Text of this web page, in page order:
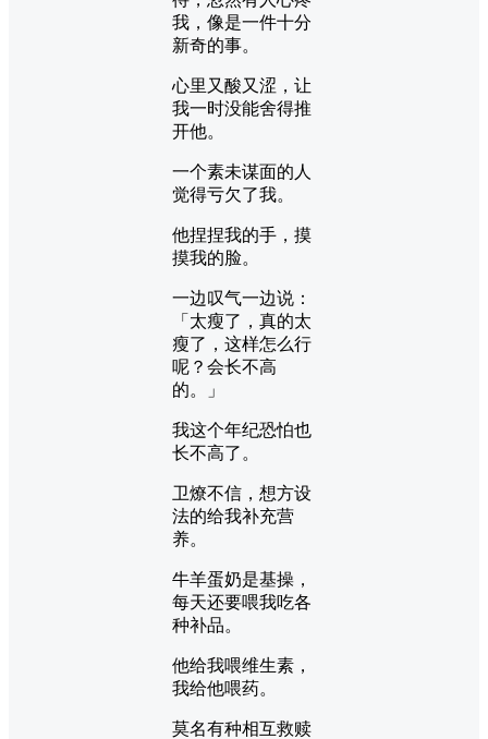
我，像是一件十分
新奇的事。
心里又酸又涩，让
我一时没能舍得推
开他。
一个素未谋面的人
觉得亏欠了我。
他捏捏我的手，摸
摸我的脸。
一边叹气一边说：
「太瘦了，真的太
瘦了，这样怎么行
呢？会长不高
的。」
我这个年纪恐怕也
长不高了。
卫燎不信，想方设
法的给我补充营
养。
牛羊蛋奶是基操，
每天还要喂我吃各
种补品。
他给我喂维生素，
我给他喂药。
莫名有种相互救赎